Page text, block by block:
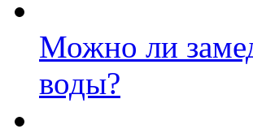
Можно ли
воды?